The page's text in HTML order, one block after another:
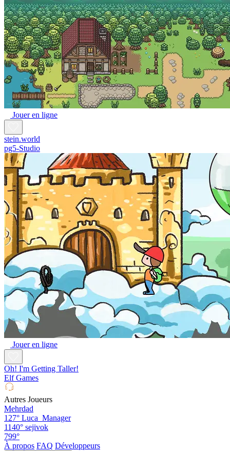
Jouer en ligne
stein.world
pg5-Studio
Jouer en ligne
Oh! I'm Getting Taller!
Elf Games
Autres Joueurs
Mehrdad
127° Luca_Manager
1140° sejivok
799°
À propos FAQ Développeurs